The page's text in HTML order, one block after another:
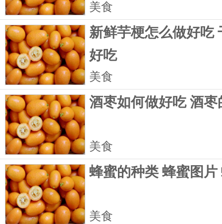
美食
新鲜芋梗怎么做好吃
好吃
美食
酒枣如何做好吃 酒枣
美食
蜂蜜的种类 蜂蜜图片
美食